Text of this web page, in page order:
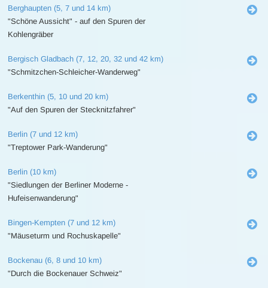
Berghaupten (5, 7 und 14 km)
"Schöne Aussicht" - auf den Spuren der
Kohlengräber
Bergisch Gladbach (7, 12, 20, 32 und 42 km)
"Schmitzchen-Schleicher-Wanderweg"
Berkenthin (5, 10 und 20 km)
"Auf den Spuren der Stecknitzfahrer"
Berlin (7 und 12 km)
"Treptower Park-Wanderung"
Berlin (10 km)
"Siedlungen der Berliner Moderne -
Hufeisenwanderung"
Bingen-Kempten (7 und 12 km)
"Mäuseturm und Rochuskapelle"
Bockenau (6, 8 und 10 km)
"Durch die Bockenauer Schweiz"